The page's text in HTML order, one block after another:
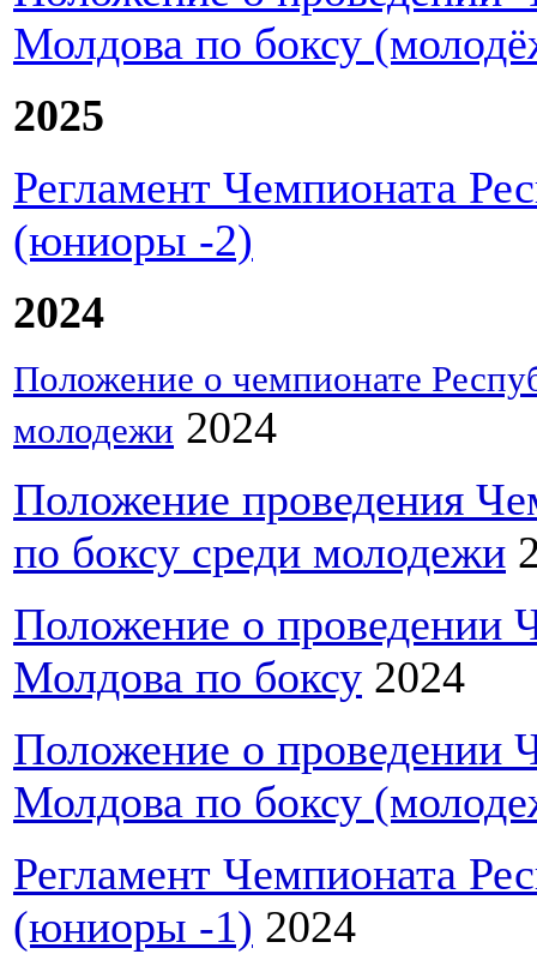
Молдова по боксу
2025
Регламент Чемпионата
(юниоры -2)
2024
Положение о чемпионате
молодежи 2024
Положение проведения
по боксу среди молодежи
Положение о проведении
Молдова по боксу 2024
Положение о проведении
Молдова по боксу
Регламент Чемпионата
(юниоры -1) 2024